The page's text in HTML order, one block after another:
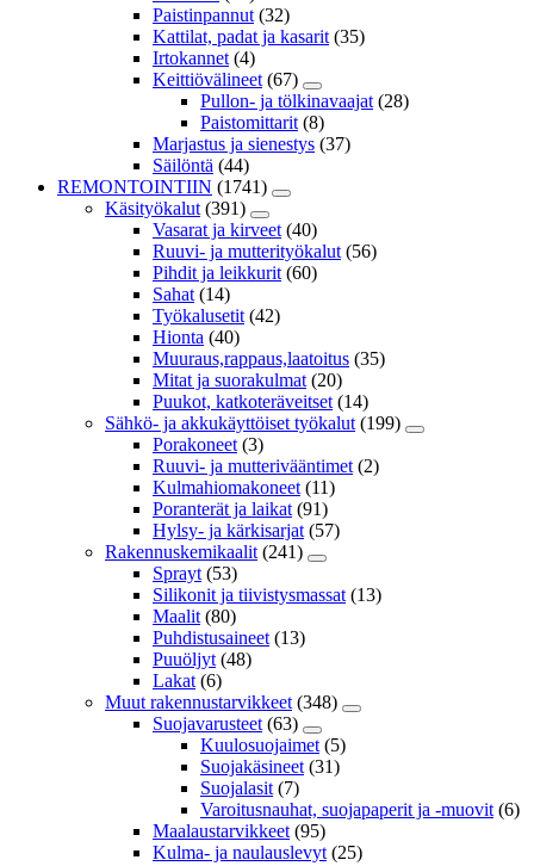
Paistinpannut (32)
Kattilat, padat ja kasarit (35)
Irtokannet (4)
Keittiövälineet (67)
Pullon- ja tölkinavaajat (28)
Paistomittarit (8)
Marjastus ja sienestys (37)
Säilöntä (44)
REMONTOINTIIN (1741)
Käsityökalut (391)
Vasarat ja kirveet (40)
Ruuvi- ja mutterityökalut (56)
Pihdit ja leikkurit (60)
Sahat (14)
Työkalusetit (42)
Hionta (40)
Muuraus,rappaus,laatoitus (35)
Mitat ja suorakulmat (20)
Puukot, katkoteräveitset (14)
Sähkö- ja akkukäyttöiset työkalut (199)
Porakoneet (3)
Ruuvi- ja mutterivääntimet (2)
Kulmahiomakoneet (11)
Poranterät ja laikat (91)
Hylsy- ja kärkisarjat (57)
Rakennuskemikaalit (241)
Sprayt (53)
Silikonit ja tiivistysmassat (13)
Maalit (80)
Puhdistusaineet (13)
Puuöljyt (48)
Lakat (6)
Muut rakennustarvikkeet (348)
Suojavarusteet (63)
Kuulosuojaimet (5)
Suojakäsineet (31)
Suojalasit (7)
Varoitusnauhat, suojapaperit ja -muovit (6)
Maalaustarvikkeet (95)
Kulma- ja naulauslevyt (25)